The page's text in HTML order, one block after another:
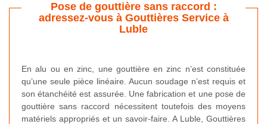
Pose de gouttière sans raccord :
adressez-vous à Gouttières Service à
Luble
En alu ou en zinc, une gouttière en zinc n’est constituée
qu’une seule pièce linéaire. Aucun soudage n’est requis et
son étanchéité est assurée. Une fabrication et une pose de
gouttière sans raccord nécessitent toutefois des moyens
matériels appropriés et un savoir-faire. A Luble, Gouttières